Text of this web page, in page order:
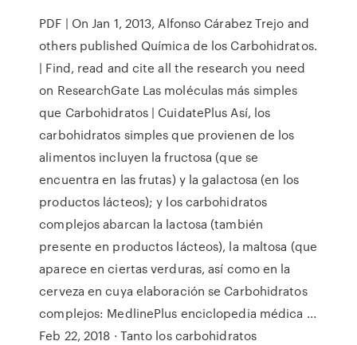
PDF | On Jan 1, 2013, Alfonso Cárabez Trejo and
others published Química de los Carbohidratos.
| Find, read and cite all the research you need
on ResearchGate Las moléculas más simples
que Carbohidratos | CuidatePlus Así, los
carbohidratos simples que provienen de los
alimentos incluyen la fructosa (que se
encuentra en las frutas) y la galactosa (en los
productos lácteos); y los carbohidratos
complejos abarcan la lactosa (también
presente en productos lácteos), la maltosa (que
aparece en ciertas verduras, así como en la
cerveza en cuya elaboración se Carbohidratos
complejos: MedlinePlus enciclopedia médica ...
Feb 22, 2018 · Tanto los carbohidratos